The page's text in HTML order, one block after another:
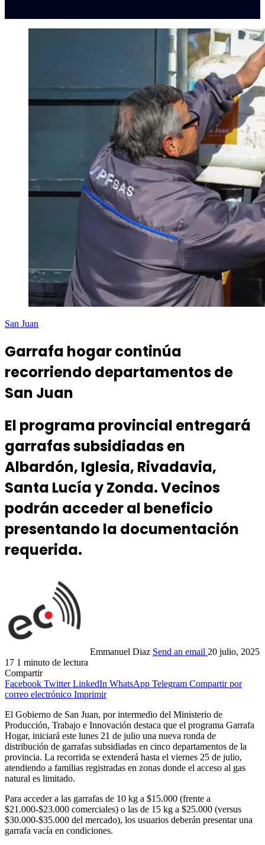
San Juan
Garrafa hogar continúa
recorriendo departamentos de
San Juan
El programa provincial entregará
garrafas subsidiadas en
Albardón, Iglesia, Rivadavia,
Santa Lucía y Zonda. Vecinos
podrán acceder al beneficio
presentando la documentación
requerida.
Emmanuel Diaz Send an email 20 julio, 2025
17 1 minuto de lectura
Compartir
Facebook Twitter LinkedIn WhatsApp Telegram Compartir por
correo electrónico Imprimir
El Gobierno de San Juan, por intermedio del Ministerio de
Producción, Trabajo e Innovación destaca que el programa Garrafa
Hogar, iniciará este lunes 21 de julio una nueva ronda de
distribución de garrafas subsidiadas en cinco departamentos de la
provincia. La recorrida se extenderá hasta el viernes 25 de julio,
atendiendo a familias registradas en zonas donde el acceso al gas
natural es limitado.
Para acceder a las garrafas de 10 kg a $15.000 (frente a
$21.000-$23.000 comerciales) o las de 15 kg a $25.000 (versus
$30.000-$35.000 del mercado), los usuarios deberán presentar una
garrafa vacía en condiciones.